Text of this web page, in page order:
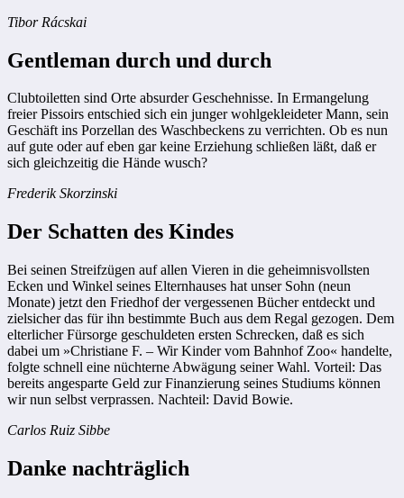
Tibor Rácskai
Gentleman durch und durch
Clubtoiletten sind Orte absurder Geschehnisse. In Ermangelung
freier Pissoirs entschied sich ein junger wohlgekleideter Mann, sein
Geschäft ins Porzellan des Waschbeckens zu verrichten. Ob es nun
auf gute oder auf eben gar keine Erziehung schließen läßt, daß er
sich gleichzeitig die Hände wusch?
Frederik Skorzinski
Der Schatten des Kindes
Bei seinen Streifzügen auf allen Vieren in die geheimnisvollsten
Ecken und Winkel seines Elternhauses hat unser Sohn (neun
Monate) jetzt den Friedhof der vergessenen Bücher entdeckt und
zielsicher das für ihn bestimmte Buch aus dem Regal gezogen. Dem
elterlicher Fürsorge geschuldeten ersten Schrecken, daß es sich
dabei um »Christiane F. – Wir Kinder vom Bahnhof Zoo« handelte,
folgte schnell eine nüchterne Abwägung seiner Wahl. Vorteil: Das
bereits angesparte Geld zur Finanzierung seines Studiums können
wir nun selbst verprassen. Nachteil: David Bowie.
Carlos Ruiz Sibbe
Danke nachträglich